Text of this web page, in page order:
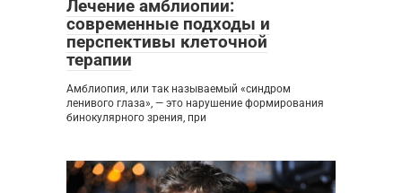
Лечение амблиопии:
современные подходы и
перспективы клеточной
терапии
Амблиопия, или так называемый «синдром
ленивого глаза», — это нарушение формирования
бинокулярного зрения, при